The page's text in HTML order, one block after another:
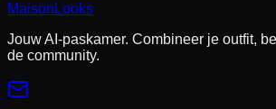
MaisonLooks
Jouw AI-paskamer. Combineer je outfit,
de community.